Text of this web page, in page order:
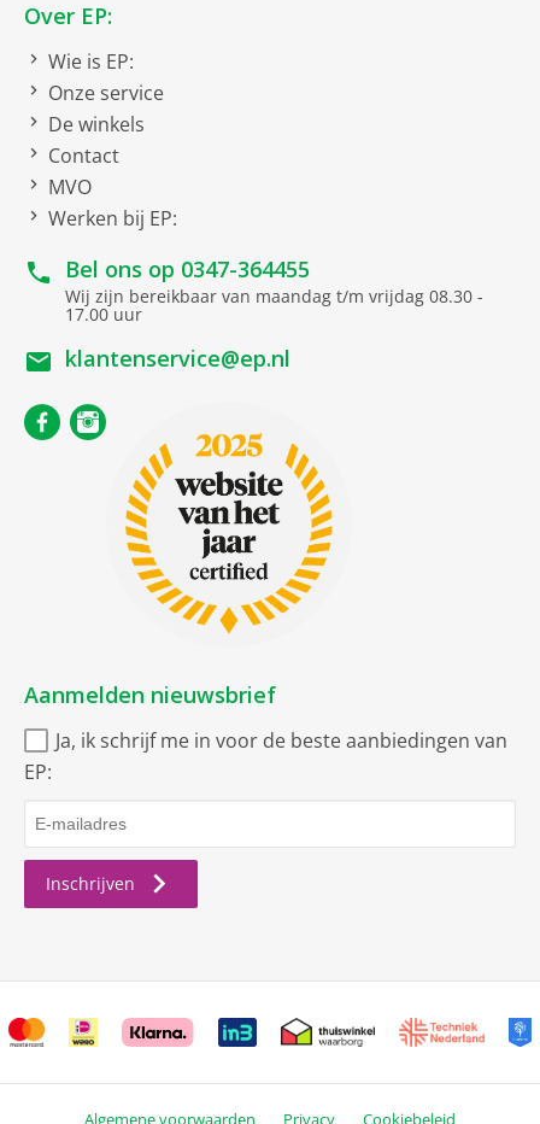
Energieverbruik per 100
cycli
Aantal couverts
Waterverbruik
Programmaduur (u:min)
Netto afmetingen
netto breedte
59.6 cm
netto diepte
min. nishoogte
82 cm
max. nishoogte
88 cm
Programma’s en opties
Intensief
Eco
Kort
90 minuten
Nacht
Hygiëne
Over EP:
Wie is EP:
Onze service
De winkels
Contact
MVO
Werken bij EP:
Bel ons op 0347-364455
Wij zijn bereikbaar van maandag t/m vrijdag 08.30 -
17.00 uur
klantenservice@ep.nl
Aanmelden nieuwsbrief
Ja, ik schrijf me in voor de beste aanbiedingen van
EP:
Inschrijven
Algemene voorwaarden Privacy Cookiebeleid